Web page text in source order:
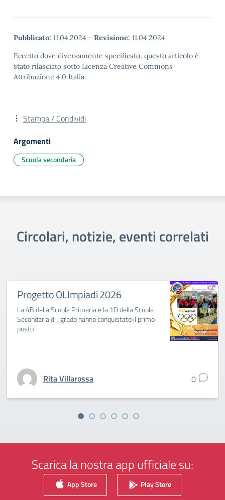
Pubblicato: 11.04.2024 - Revisione: 11.04.2024
Eccetto dove diversamente specificato, questo articolo è
stato rilasciato sotto Licenza Creative Commons
Attribuzione 4.0 Italia.
Stampa / Condividi
Argomenti
Scuola secondaria
Circolari, notizie, eventi correlati
Progetto OLImpiadi 2026
La 4B della Scuola Primaria e la 1D della Scuola
Secondaria di I grado hanno conquistato il primo
posto
Rita Villarossa 0
Scarica la nostra app ufficiale su:
App Store Play Store